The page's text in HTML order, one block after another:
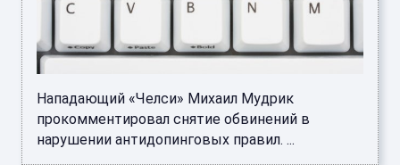
Нападающий «Челси» Михаил Мудрик
прокомментировал снятие обвинений в
нарушении антидопинговых правил. ...